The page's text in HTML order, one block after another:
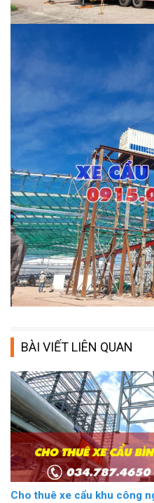
BÀI VIẾT LIÊN QUAN
Cho thuê xe cẩu khu công